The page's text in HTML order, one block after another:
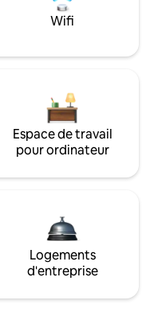
Wifi
Espace de travail
pour ordinateur
Logements
d'entreprise